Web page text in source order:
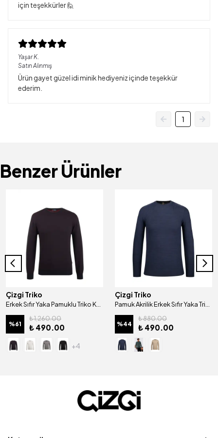
için teşekkürler 🙋
YaşarK.
Satın Alınmış
Ürün gayet güzel idi minik hediyeniz içinde teşekkür
ederim.
1
Benzer Ürünler
Çizgi Triko
Erkek Sıfır Yaka Pamuklu Triko Kazak Desenli Kol Ve Bel Lastikli Dokuma - 4454C
%61
₺ 1,260.00
₺ 490.00
+4
Çizgi Triko
Pamuk Akrilik Erkek Sıfır Yaka Triko Kazak Desenli Kol ve Bel Lastikli Regular Kalıp - 5019C
%44
₺ 880.00
₺ 490.00